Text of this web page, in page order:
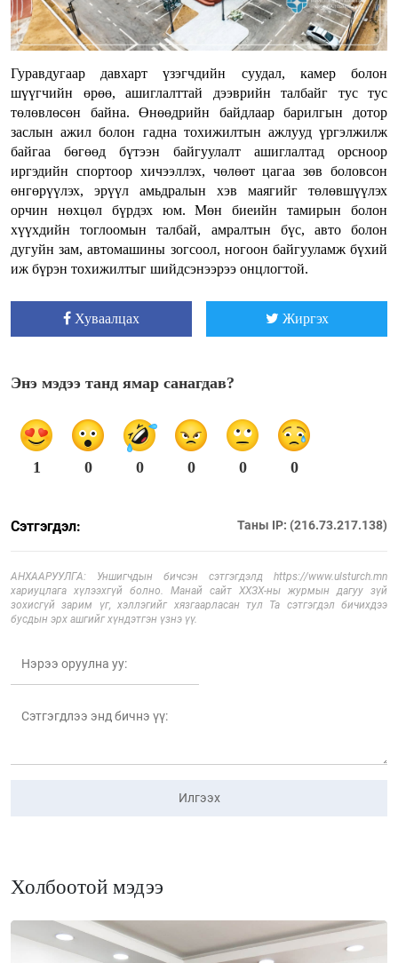
Гуравдугаар давхарт үзэгчдийн суудал, камер болон
шүүгчийн өрөө, ашиглалттай дээврийн талбайг тус тус
төлөвлөсөн байна. Өнөөдрийн байдлаар барилгын дотор
заслын ажил болон гадна тохижилтын ажлууд үргэлжилж
байгаа бөгөөд бүтээн байгуулалт ашиглалтад орсноор
иргэдийн спортоор хичээллэх, чөлөөт цагаа зөв боловсон
өнгөрүүлэх, эрүүл амьдралын хэв маягийг төлөвшүүлэх
орчин нөхцөл бүрдэх юм. Мөн биеийн тамирын болон
хүүхдийн тоглоомын талбай, амралтын бүс, авто болон
дугуйн зам, автомашины зогсоол, ногоон байгууламж бүхий
иж бүрэн тохижилтыг шийдсэнээрээ онцлогтой.
Хуваалцах Жиргэх
Энэ мэдээ танд ямар санагдав?
1 0 0 0 0 0
Сэтгэгдэл: Таны IP: (216.73.217.138)
АНХААРУУЛГА: Уншигчдын бичсэн сэтгэгдэлд https://www.ulsturch.mn
хариуцлага хүлээхгүй болно. Манай сайт ХХЗХ-ны журмын дагуу зүй
зохисгүй зарим үг, хэллэгийг хязгаарласан тул Та сэтгэгдэл бичихдээ
бусдын эрх ашгийг хүндэтгэн үзнэ үү.
Илгээх
Холбоотой мэдээ